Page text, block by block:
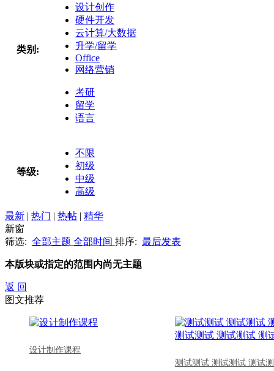
类别:
设计创作
硬件开发
云计算/大数据
升学/留学
Office
网络营销
考研
留学
语言
等级:
不限
初级
中级
高级
最新 | 热门 | 热帖 | 精华
新窗
筛选: 全部主题 全部时间 排序: 最后发表
本版块或指定的范围内尚无主题
返 回
图文推荐
设计制作课程
测试测试 测试测试 测试